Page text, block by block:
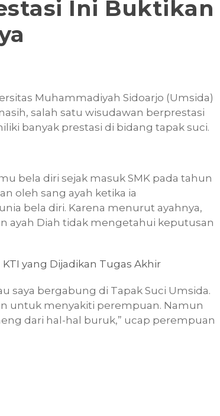
Ini Buktikan
Muhammadiyah Sidoarjo (Umsida)
salah satu wisudawan berprestasi
banyak prestasi di bidang tapak suci.
bela diri sejak masuk SMK pada tahun
oleh sang ayah ketika ia
bela diri. Karena menurut ayahnya,
ayah Diah tidak mengetahui keputusan
yang Dijadikan Tugas Akhir
saya bergabung di Tapak Suci Umsida.
untuk menyakiti perempuan. Namun
dari hal-hal buruk,” ucap perempuan